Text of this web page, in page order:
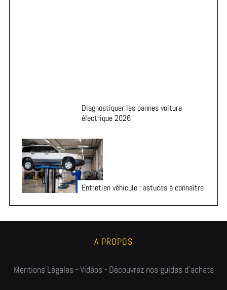
Diagnostiquer les pannes voiture
électrique 2026
Entretien véhicule : astuces à connaître
A PROPOS
Mentions Légales-Vidéos- Découvrez nos guides d'achats